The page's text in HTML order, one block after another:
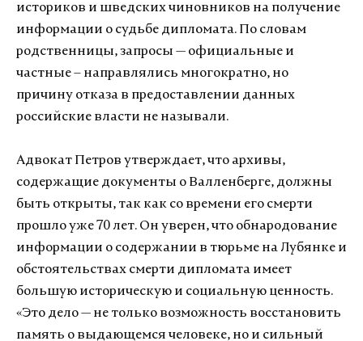
историков и шведских чиновников на получение
информации о судьбе дипломата. По словам
родственницы, запросы — официальные и
частные – направлялись многократно, но
причину отказа в предоставлении данных
российские власти не называли.
Адвокат Петров утверждает, что архивы,
содержащие документы о Валленберге, должны
быть открыты, так как со времени его смерти
прошло уже 70 лет. Он уверен, что обнародование
информации о содержании в тюрьме на Лубянке и
обстоятельствах смерти дипломата имеет
большую историческую и социальную ценность.
«Это дело — не только возможность восстановить
память о выдающемся человеке, но и сильный